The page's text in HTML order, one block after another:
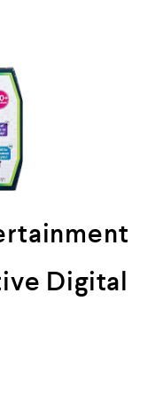
Digital